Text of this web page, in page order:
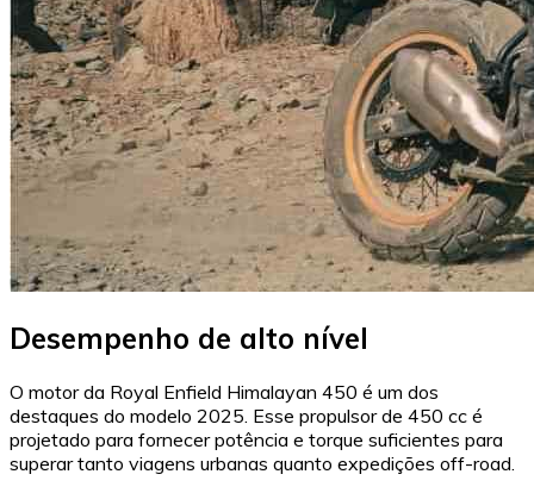
Desempenho de alto nível
O motor da Royal Enfield Himalayan 450 é um dos
destaques do modelo 2025. Esse propulsor de 450 cc é
projetado para fornecer potência e torque suficientes para
superar tanto viagens urbanas quanto expedições off-road.